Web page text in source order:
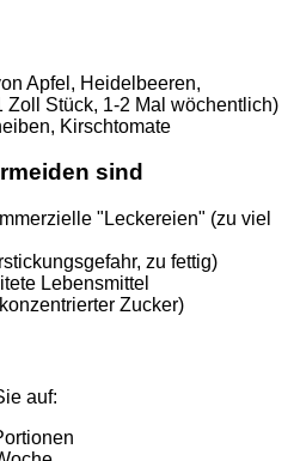
Apfel, Heidelbeeren,
Zoll Stück, 1-2 Mal wöchentlich)
Kirschtomate
sind
"Leckereien" (zu viel
zu fettig)
Lebensmittel
Zucker)
auf: